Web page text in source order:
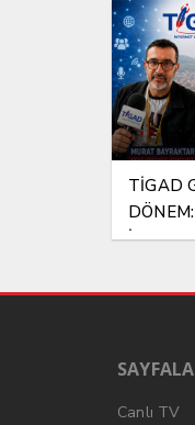
TİGAD
İL
Canlı TV